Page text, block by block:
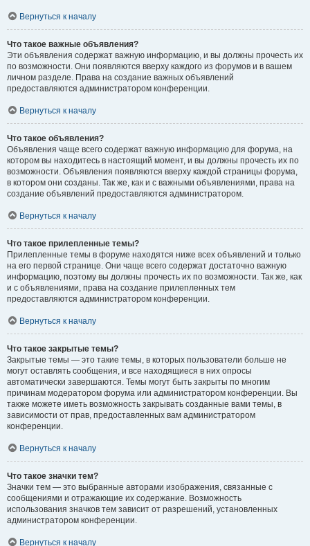
Вернуться к началу
Что такое важные объявления?
Эти объявления содержат важную информацию, и вы должны прочесть их
по возможности. Они появляются вверху каждого из форумов и в вашем
личном разделе. Права на создание важных объявлений
предоставляются администратором конференции.
Вернуться к началу
Что такое объявления?
Объявления чаще всего содержат важную информацию для форума, на
котором вы находитесь в настоящий момент, и вы должны прочесть их по
возможности. Объявления появляются вверху каждой страницы форума,
в котором они созданы. Так же, как и с важными объявлениями, права на
создание объявлений предоставляются администратором.
Вернуться к началу
Что такое прилепленные темы?
Прилепленные темы в форуме находятся ниже всех объявлений и только
на его первой странице. Они чаще всего содержат достаточно важную
информацию, поэтому вы должны прочесть их по возможности. Так же, как
и с объявлениями, права на создание прилепленных тем
предоставляются администратором конференции.
Вернуться к началу
Что такое закрытые темы?
Закрытые темы — это такие темы, в которых пользователи больше не
могут оставлять сообщения, и все находящиеся в них опросы
автоматически завершаются. Темы могут быть закрыты по многим
причинам модератором форума или администратором конференции. Вы
также можете иметь возможность закрывать созданные вами темы, в
зависимости от прав, предоставленных вам администратором
конференции.
Вернуться к началу
Что такое значки тем?
Значки тем — это выбранные авторами изображения, связанные с
сообщениями и отражающие их содержание. Возможность
использования значков тем зависит от разрешений, установленных
администратором конференции.
Вернуться к началу